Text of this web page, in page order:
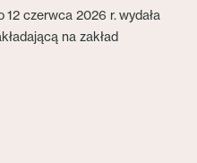
czerwca 2026 r. wydała
na zakład